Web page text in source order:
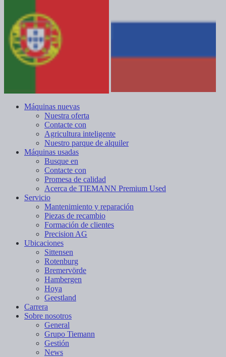
Máquinas nuevas
Nuestra oferta
Contacte con
Agricultura inteligente
Nuestro parque de alquiler
Máquinas usadas
Busque en
Contacte con
Promesa de calidad
Acerca de TIEMANN Premium Used
Servicio
Mantenimiento y reparación
Piezas de recambio
Formación de clientes
Precision AG
Ubicaciones
Sittensen
Rotenburg
Bremervörde
Hambergen
Hoya
Geestland
Carrera
Sobre nosotros
General
Grupo Tiemann
Gestión
News